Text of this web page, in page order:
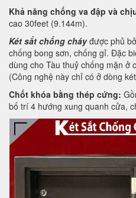
Khả năng chống va đập và
cao 30feet (9.144m).
Két sắt chống cháyđược phủ
chống bong sơn, chống gỉ. Đặc
dùng cho Tàu thuỷ chống mặn ở
(Công nghệ này chỉ có ở dòng
Chốt khóa bằng thép cứng:
bố trí 4 hướng xung quanh cửa,